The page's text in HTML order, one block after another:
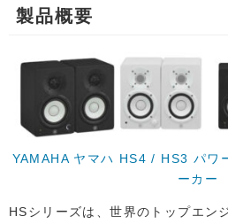
製品概要
YAMAHA ヤマハ HS4 / HS3 パワ
ーカー
HSシリーズは、世界のトップエン